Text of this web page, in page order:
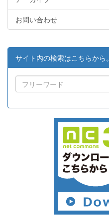
お問い合わせ
サイト内の検索はこちらから。